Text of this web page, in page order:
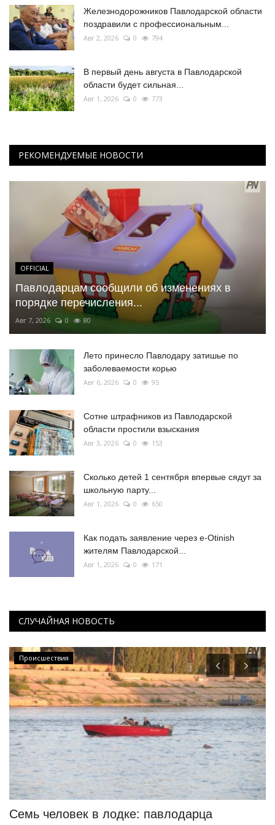
Железнодорожников Павлодарской области
поздравили с профессиональным...
Авг 2, 2026 0 794
В первый день августа в Павлодарской
области будет сильная...
Авг 1, 2026 0 773
РЕКОМЕНДУЕМЫЕ НОВОСТИ
OFFICIAL
Павлодарцам сообщили об изменениях в
порядке перечисления...
Авг 7, 2026 0 80
Лето принесло Павлодару затишье по
заболеваемости корью
Авг 6, 2026 0 95
Сотне штрафников из Павлодарской
области простили взыскания
Авг 3, 2026 0 153
Сколько детей 1 сентября впервые сядут за
школьную парту...
Авг 1, 2026 0 650
Как подать заявление через e-Otinish
жителям Павлодарской...
Авг 1, 2026 0 171
СЛУЧАЙНАЯ НОВОСТЬ
Происшествия
Семь человек в лодке: павлодарца